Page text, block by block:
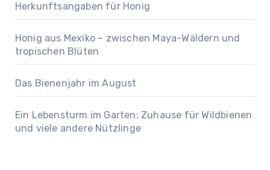
Herkunftsangaben für Honig
Honig aus Mexiko – zwischen Maya-Wäldern und
tropischen Blüten
Das Bienenjahr im August
Ein Lebensturm im Garten: Zuhause für Wildbienen
und viele andere Nützlinge